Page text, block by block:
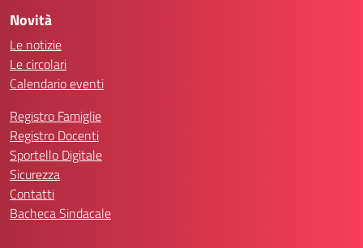
Novità
Le notizie
Le circolari
Calendario eventi
Registro Famiglie
Registro Docenti
Sportello Digitale
Sicurezza
Contatti
Bacheca Sindacale